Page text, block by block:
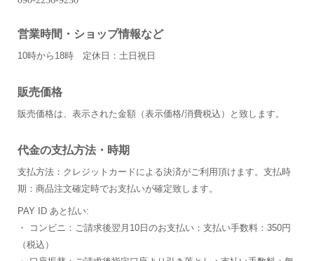
営業時間・ショップ情報など
10時から18時 定休日：土日祝日
販売価格
販売価格は、表示された金額（表示価格/消費税込）と致します。
代金の支払方法・時期
支払方法：クレジットカードによる決済がご利用頂けます。支払時
期：商品注文確定時でお支払いが確定致します。
PAY ID あと払い:
・ コンビニ：ご請求後翌月10日のお支払い：支払い手数料：350円
（税込）